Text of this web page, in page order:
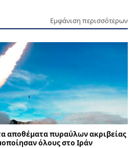
Εμφάνιση περισσότερων
αποθέματα πυραύλων ακριβείας
όλους στο Ιράν